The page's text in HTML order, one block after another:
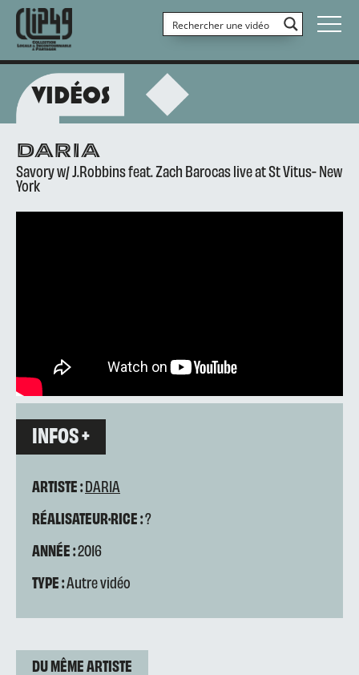
VIDÉOS
DARIA
Savory w/ J.Robbins feat. Zach Barocas live at St Vitus- New
York
INFOS +
ARTISTE :DARIA
RÉALISATEUR·RICE :?
ANNÉE :2016
TYPE :Autre vidéo
DU MÊME ARTISTE